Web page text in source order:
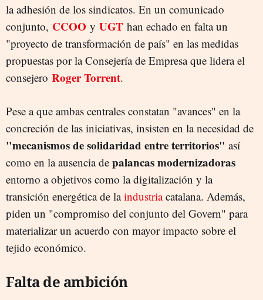
la adhesión de los sindicatos. En un comunicado
conjunto, CCOO y UGT han echado en falta un
"proyecto de transformación de país" en las medidas
propuestas por la Consejería de Empresa que lidera el
consejero Roger Torrent.
Pese a que ambas centrales constatan "avances" en la
concreción de las iniciativas, insisten en la necesidad de
"mecanismos de solidaridad entre territorios" así
como en la ausencia de palancasmodernizadoras
entorno a objetivos como la digitalización y la
transición energética de laindustriacatalana. Además,
piden un "compromiso del conjunto del Govern" para
materializar un acuerdo con mayor impacto sobre el
tejido económico.
Falta de ambición